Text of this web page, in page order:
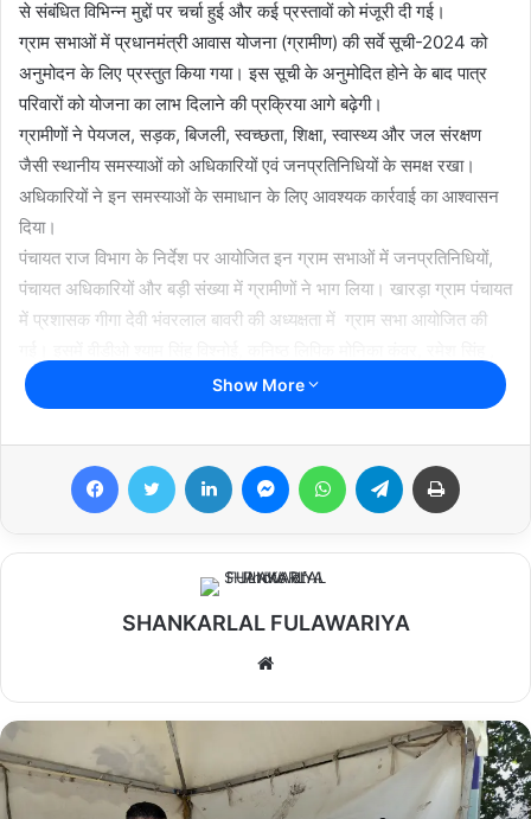
से संबंधित विभिन्न मुद्दों पर चर्चा हुई और कई प्रस्तावों को मंजूरी दी गई।
ग्राम सभाओं में प्रधानमंत्री आवास योजना (ग्रामीण) की सर्वे सूची-2024 को
अनुमोदन के लिए प्रस्तुत किया गया। इस सूची के अनुमोदित होने के बाद पात्र
परिवारों को योजना का लाभ दिलाने की प्रक्रिया आगे बढ़ेगी।
ग्रामीणों ने पेयजल, सड़क, बिजली, स्वच्छता, शिक्षा, स्वास्थ्य और जल संरक्षण
जैसी स्थानीय समस्याओं को अधिकारियों एवं जनप्रतिनिधियों के समक्ष रखा।
अधिकारियों ने इन समस्याओं के समाधान के लिए आवश्यक कार्रवाई का आश्वासन
दिया।
पंचायत राज विभाग के निर्देश पर आयोजित इन ग्राम सभाओं में जनप्रतिनिधियों,
पंचायत अधिकारियों और बड़ी संख्या में ग्रामीणों ने भाग लिया। खारड़ा ग्राम पंचायत
में प्रशासक गीगा देवी भंवरलाल बावरी की अध्यक्षता में ग्राम सभा आयोजित की
कृषि पर्यवेक्षक अमीषा चावला सहित कई ग्रामीण उपस्थित रहे।
Show More
SHANKARLAL FULAWARIYA
te